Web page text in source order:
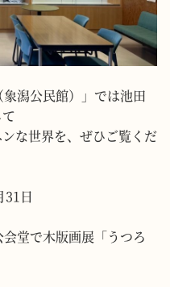
潟公民館）」では池田
な世界を、ぜひご覧くだ
31日
堂で木版画展「うつろ